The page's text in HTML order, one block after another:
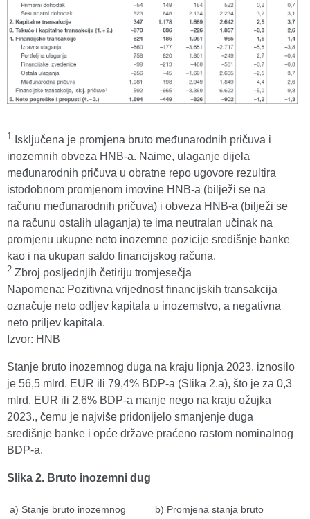
1
Isključena je promjena bruto međunarodnih pričuva i
inozemnih obveza HNB-a. Naime, ulaganje dijela
međunarodnih pričuva u obratne repo ugovore rezultira
istodobnom promjenom imovine HNB-a (bilježi se na
računu međunarodnih pričuva) i obveza HNB-a (bilježi se
na računu ostalih ulaganja) te ima neutralan učinak na
promjenu ukupne neto inozemne pozicije središnje banke
kao i na ukupan saldo financijskog računa.
2 Zbroj posljednjih četiriju tromjesečja
Napomena: Pozitivna vrijednost financijskih transakcija
označuje neto odljev kapitala u inozemstvo, a negativna
neto priljev kapitala.
Izvor: HNB
Stanje bruto inozemnog duga na kraju lipnja 2023. iznosilo
je 56,5 mlrd. EUR ili 79,4% BDP-a (Slika 2.a), što je za 0,3
mlrd. EUR ili 2,6% BDP-a manje nego na kraju ožujka
2023., čemu je najviše pridonijelo smanjenje duga
središnje banke i opće države praćeno rastom nominalnog
BDP-a.
Slika 2. Bruto inozemni dug
a) Stanje bruto inozemnog
b) Promjena stanja bruto